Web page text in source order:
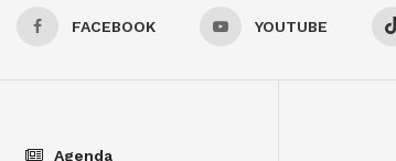
FACEBOOK YOUTUBE
Agenda